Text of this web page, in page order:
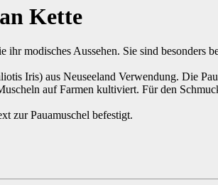
Kette
modisches Aussehen. Sie sind besonders
Iris) aus Neuseeland Verwendung. Die
auf Farmen kultiviert. Für den
zur Pauamuschel befestigt.